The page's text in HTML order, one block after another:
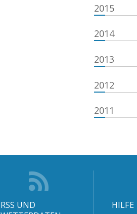
2015
2014
2013
2012
2011
RSS UND
HILFE